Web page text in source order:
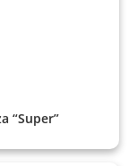
“Super”